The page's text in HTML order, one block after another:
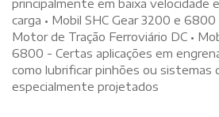
principalmente em baixa velocidade
carga • Mobil SHC Gear 3200 e
Motor de Tração Ferroviário DC •
6800 - Certas aplicações em
como lubrificar pinhões ou sistemas
especialmente projetados